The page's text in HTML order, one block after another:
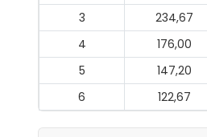
3
234,67
4
176,00
5
147,20
6
122,67